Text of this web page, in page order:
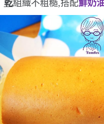
乾組織不粗糙,搭配鮮奶